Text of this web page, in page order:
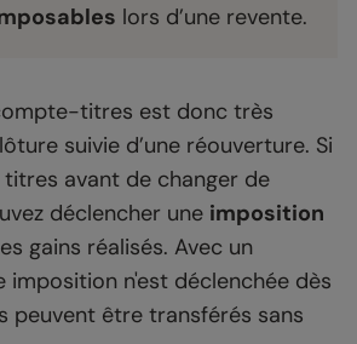
lors d’une revente.
titres est donc très
suivie d’une réouverture. Si
avant de changer de
déclencher une imposition
gains réalisés. Avec un
imposition n'est déclenchée dès
peuvent être transférés sans